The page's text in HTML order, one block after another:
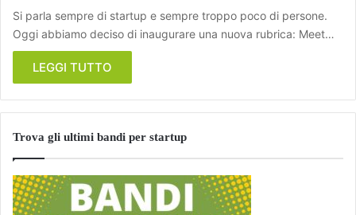
Si parla sempre di startup e sempre troppo poco di persone.
Oggi abbiamo deciso di inaugurare una nuova rubrica: Meet…
LEGGI TUTTO
Trova gli ultimi bandi per startup